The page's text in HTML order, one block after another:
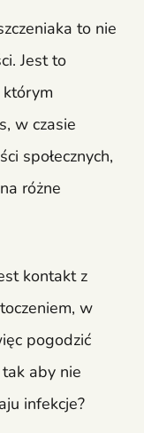
to nie
Jest to
w czasie
społecznych,
różne
kontakt z
w
pogodzić
aby nie
infekcje?